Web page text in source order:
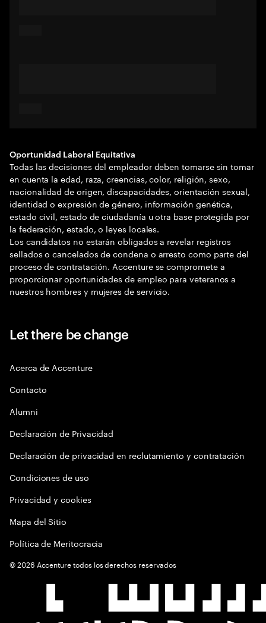
Oportunidad Laboral Equitativa
Todas las decisiones del empleador deben tomarse sin tomar
en cuenta la edad, raza, creencias, color, religión, sexo,
nacionalidad de origen, discapacidades, orientación sexual,
identidad o expresión de género, información genética,
estado civil, estado de ciudadanía u otra base protegida por
la federación, estado, o leyes locales.
Los candidatos no estarán obligados a revelar registros
sellados o cancelados de condena o arresto como parte del
proceso de contratación. Accenture se compromete a
proporcionar oportunidades de empleo para veteranos a
nuestros hombres y mujeres de servicio.
Let there be change
Acerca de Accenture
Contacto
Alumni
Declaración de Privacidad
Declaración de privacidad en reclutamiento y contratación
Condiciones de uso
Privacidad y cookies
Mapa del Sitio
Política de Meritocracia
©2026 Accenture todos los derechos reservados